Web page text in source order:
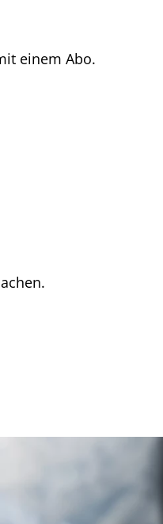
einem Abo.